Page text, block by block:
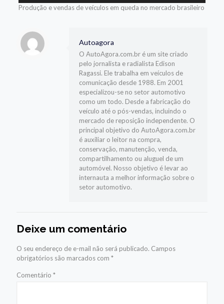
áudio
Produção e vendas de veículos em queda no mercado brasileiro
Autoagora
O AutoAgora.com.br é um site criado
pelo jornalista e radialista Edison
Ragassi. Ele trabalha em veículos de
comunicação desde 1988. Em 2001
especializou-se no setor automotivo
como um todo. Desde a fabricação do
veículo até o pós-vendas, incluindo o
mercado de reposição independente. O
principal objetivo do AutoAgora.com.br
é auxiliar o leitor na compra,
conservação, manutenção, venda,
compartilhamento ou aluguel de um
automóvel. Nosso objetivo é levar ao
internauta a melhor informação sobre o
setor automotivo.
Deixe um comentário
O seu endereço de e-mail não será publicado. Campos
obrigatórios são marcados com *
Comentário *